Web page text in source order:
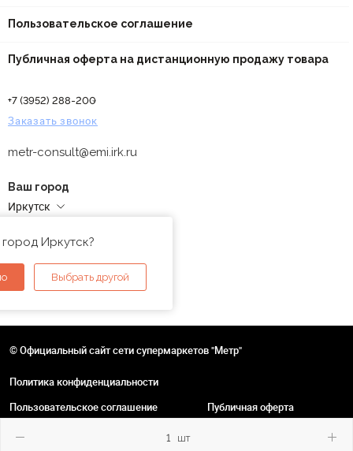
шт
Пользовательское соглашение
Публичная оферта на дистанционную продажу товара
+7 (3952) 288-200
Заказать звонок
metr-consult@emi.irk.ru
Ваш город
Иркутск
Иркутск?
Выбрать другой
© Официальный сайт сети супермаркетов "Метр"
Политика конфиденциальности
Пользовательское соглашение
Публичная оферта